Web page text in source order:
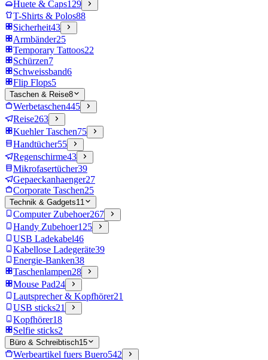
Huete & Caps129
T-Shirts & Polos88
Sicherheit43
Armbänder25
Temporary Tattoos22
Schürzen7
Schweissband6
Flip Flops5
Taschen & Reise8
Werbetaschen445
Reise263
Kuehler Taschen75
Handtücher55
Regenschirme43
Mikrofasertücher39
Gepaeckanhaenger27
Corporate Taschen25
Technik & Gadgets11
Computer Zubehoer267
Handy Zubehoer125
USB Ladekabel46
Kabellose Ladegeräte39
Energie-Banken38
Taschenlampen28
Mouse Pad24
Lautsprecher & Kopfhörer21
USB sticks21
Kopfhörer18
Selfie sticks2
Büro & Schreibtisch15
Werbeartikel fuers Buero542